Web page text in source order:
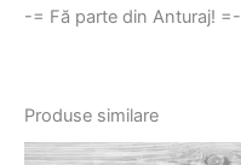
-= Fă parte din Anturaj! =-
Produse similare